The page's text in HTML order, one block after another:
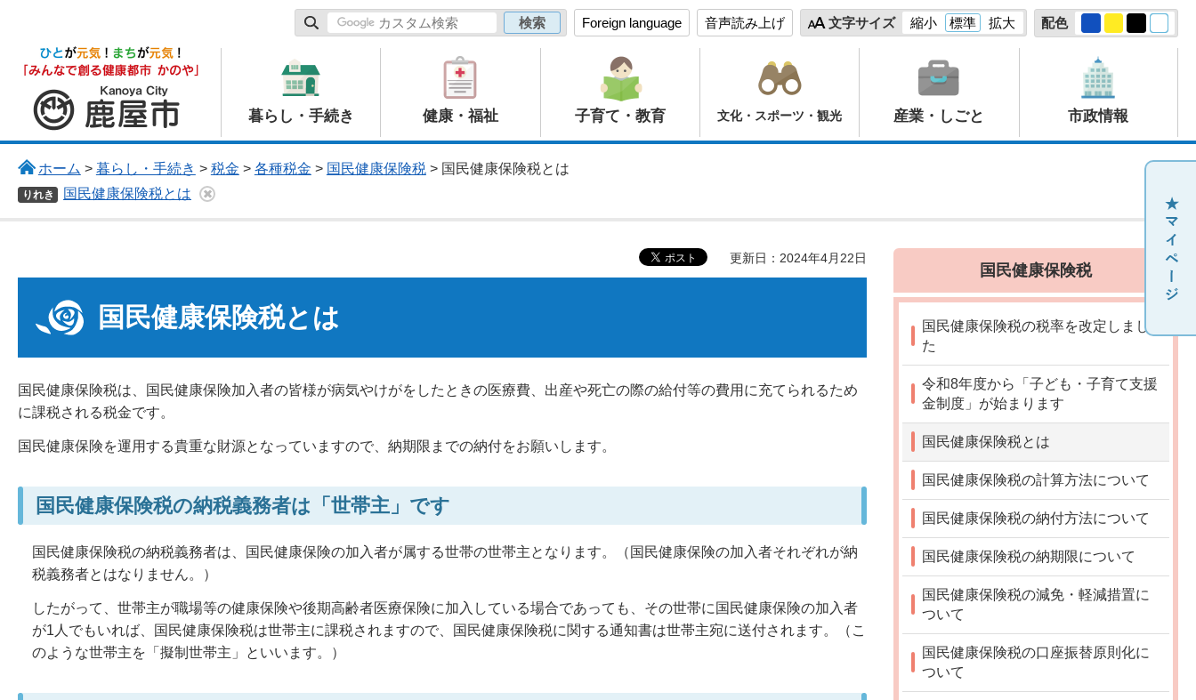
Foreign language 音声読み上げ 文字サイズ 縮小 標準 拡大 配色
鹿屋市
暮らし・手続き 健康・福祉 子育て・教育 文化・スポーツ・観光 産業・しごと 市政情報
ホーム > 暮らし・手続き > 税金 > 各種税金 > 国民健康保険税> 国民健康保険税とは
りれき 国民健康保険税とは
更新日：2024年4月22日
国民健康保険税とは
国民健康保険税は、国民健康保険加入者の皆様が病気やけがをしたときの医療費、出産や死亡の際の給付等の費用に充てられるため
に課税される税金です。
国民健康保険を運用する貴重な財源となっていますので、納期限までの納付をお願いします。
国民健康保険税の納税義務者は「世帯主」です
国民健康保険税の納税義務者は、国民健康保険の加入者が属する世帯の世帯主となります。（国民健康保険の加入者それぞれが納
税義務者とはなりません。）
したがって、世帯主が職場等の健康保険や後期高齢者医療保険に加入している場合であっても、その世帯に国民健康保険の加入者
が1人でもいれば、国民健康保険税は世帯主に課税されますので、国民健康保険税に関する通知書は世帯主宛に送付されます。（こ
のような世帯主を「擬制世帯主」といいます。）
国民健康保険税
国民健康保険税の税率を改定しまし
た
令和8年度から「子ども・子育て支援
金制度」が始まります
国民健康保険税とは
国民健康保険税の計算方法について
国民健康保険税の納付方法について
国民健康保険税の納期限について
国民健康保険税の減免・軽減措置に
ついて
国民健康保険税の口座振替原則化に
ついて